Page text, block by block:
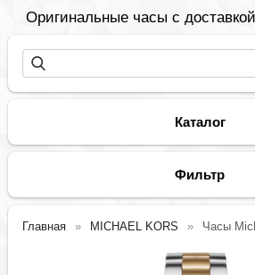
Оригинальные часы с
Каталог
Фильтр
Главная MICHAEL KORS Часы